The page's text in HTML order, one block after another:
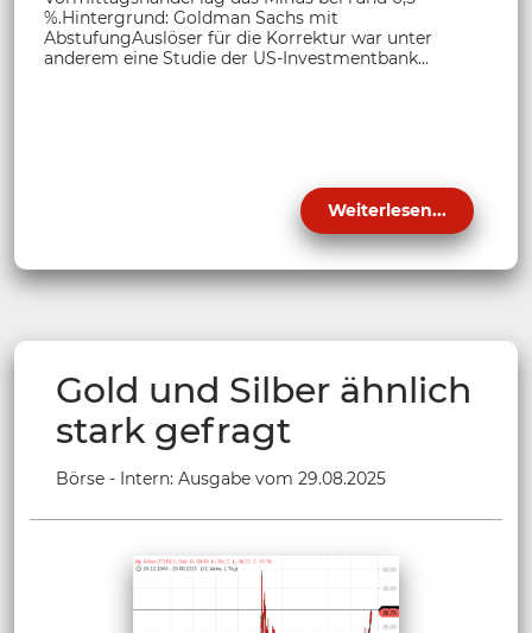
%.Hintergrund: Goldman Sachs mit
AbstufungAuslöser für die Korrektur war unter
anderem eine Studie der US-Investmentbank...
Weiterlesen...
Gold und Silber ähnlich
stark gefragt
Börse - Intern: Ausgabe vom 29.08.2025